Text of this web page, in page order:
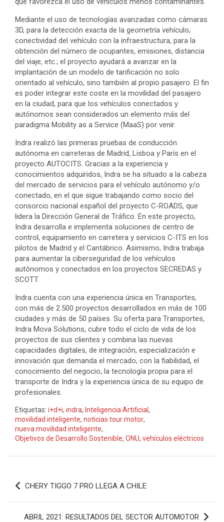
Mediante el uso de tecnologías avanzadas como cámaras
3D, para la detección exacta de la geometría vehículo;
conectividad del vehículo con la infraestructura, para la
obtención del número de ocupantes, emisiones, distancia
del viaje, etc.; el proyecto ayudará a avanzar en la
implantación de un modelo de tarificación no solo
orientado al vehículo, sino también al propio pasajero. El fin
es poder integrar este coste en la movilidad del pasajero
en la ciudad, para que los vehículos conectados y
autónomos sean considerados un elemento más del
paradigma Mobility as a Service (MaaS) por venir.
Indra realizó las primeras pruebas de conducción
autónoma en carreteras de Madrid, Lisboa y París en el
proyecto AUTOCITS. Gracias a la experiencia y
conocimientos adquiridos, Indra se ha situado a la cabeza
del mercado de servicios para el vehículo autónomo y/o
conectado, en el que sigue trabajando como socio del
consorcio nacional español del proyecto C-ROADS, que
lidera la Dirección General de Tráfico. En este proyecto,
Indra desarrolla e implementa soluciones de centro de
control, equipamiento en carretera y servicios C-ITS en los
pilotos de Madrid y el Cantábrico. Asimismo, Indra trabaja
para aumentar la ciberseguridad de los vehículos
autónomos y conectados en los proyectos SECREDAS y
SCOTT.
Indra cuenta con una experiencia única en Transportes,
con más de 2.500 proyectos desarrollados en más de 100
ciudades y más de 50 países. Su oferta para Transportes,
Indra Mova Solutions, cubre todo el ciclo de vida de los
proyectos de sus clientes y combina las nuevas
capacidades digitales, de integración, especialización e
innovación que demanda el mercado, con la fiabilidad, el
conocimiento del negocio, la tecnología propia para el
transporte de Indra y la experiencia única de su equipo de
profesionales.
Etiquetas: i+d+i, indra, Inteligencia Artificial ,
movilidad inteligente, noticias tour motor,
nueva movilidad inteligente,
Objetivos de Desarrollo Sostenible, ONU, vehículos eléctricos
Navegación
de
entradas
CHERY TIGGO 7 PRO LLEGA A CHILE
ABRIL 2021: RESULTADOS DEL SECTOR AUTOMOTOR